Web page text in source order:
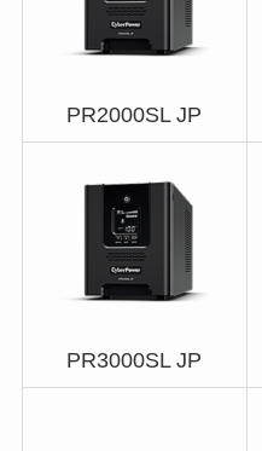
PR2000SL JP
PR3000SL JP